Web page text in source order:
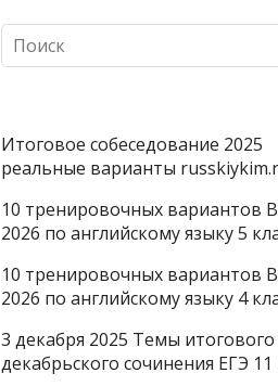
Итоговое собеседование 2025
реальные варианты
10 тренировочных вариантов
2026 по английскому языку 5
10 тренировочных вариантов
2026 по английскому языку 4
3 декабря 2025 Темы итогового
декабрьского сочинения ЕГЭ 11